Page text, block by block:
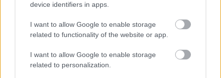
device identifiers in apps.
I want to allow Google to enable storage
related to functionality of the website or app.
I want to allow Google to enable storage
related to personalization.
διαβήτης και καλοκαίρι